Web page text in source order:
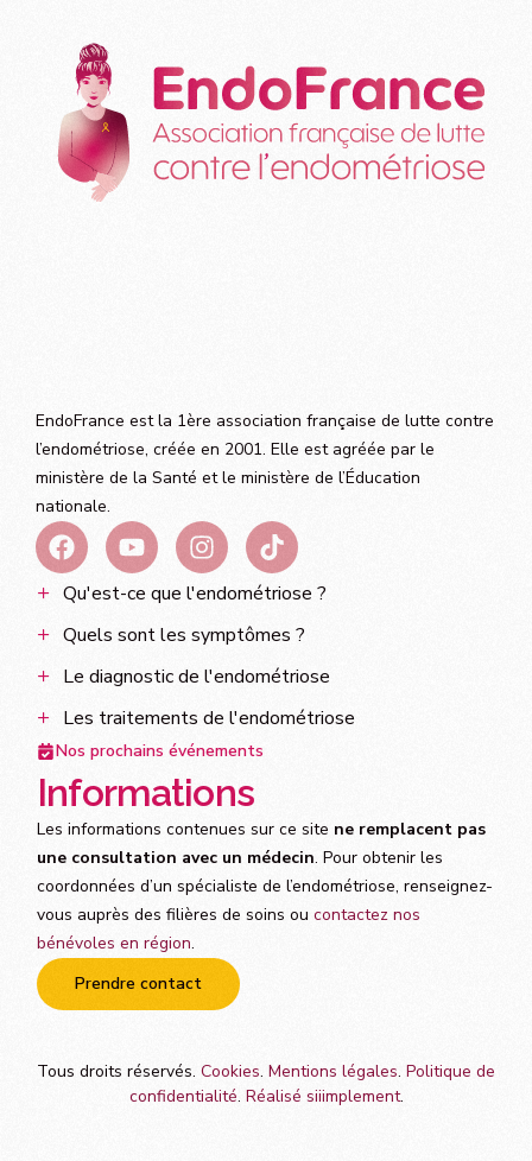
EndoFrance est la 1ère association française de lutte contre
l’endométriose, créée en 2001. Elle est agréée par le
ministère de la Santé et le ministère de l’Éducation
nationale.
Qu'est-ce que l'endométriose ?
Quels sont les symptômes ?
Le diagnostic de l'endométriose
Les traitements de l'endométriose
Nos prochains événements
Informations
Les informations contenues sur ce site ne remplacent pas
une consultation avec un médecin. Pour obtenir les
coordonnées d’un spécialiste de l’endométriose, renseignez-
vous auprès des filières de soins oucontactez nos
bénévoles en région.
Prendre contact
Tous droits réservés. Cookies. Mentions légales. Politique de
confidentialité. Réalisé siiimplement.